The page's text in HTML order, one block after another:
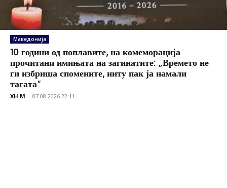
Македонија
10 години од поплавите, на комеморација
прочитани имињата на загинатите: „Времето не
ги избриша спомените, ниту пак ја намали
тагата“
XH M - 07.08.2026 22:11